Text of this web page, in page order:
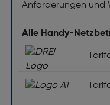
GLONASS: Ja
Unterstützte
MP3, APAC
Unterstützte
Anforderungen und
Alle Handy-